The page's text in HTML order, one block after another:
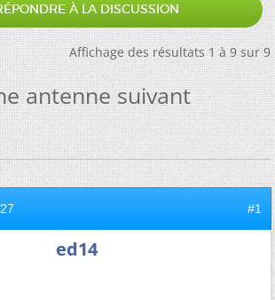
À LA DISCUSSION
Affichage des résultats 1 à 9 sur 9
antenne suivant
#1
ed14